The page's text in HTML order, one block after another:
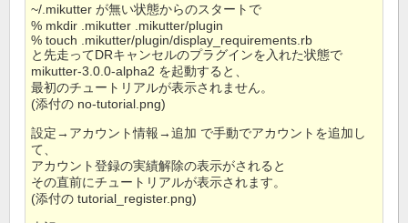
~/.mikutter が無い状態からのスタートで
% mkdir .mikutter .mikutter/plugin
% touch .mikutter/plugin/display_requirements.rb
と先走ってDRキャンセルのプラグインを入れた状態で
mikutter-3.0.0-alpha2 を起動すると、
最初のチュートリアルが表示されません。
(添付の no-tutorial.png)
設定→アカウント情報→追加 で手動でアカウントを追加し
て、
アカウント登録の実績解除の表示がされると
その直前にチュートリアルが表示されます。
(添付の tutorial_register.png)